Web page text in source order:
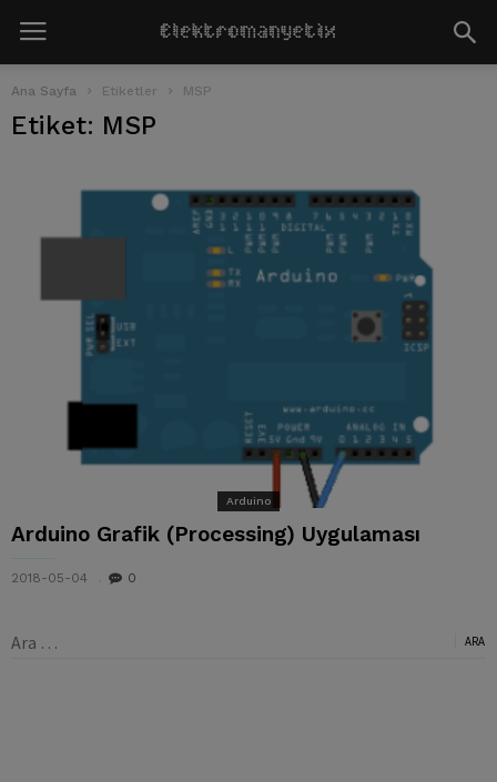
Ana Sayfa Etiketler MSP
Etiket: MSP
Arduino
Arduino Grafik (Processing) Uygulaması
2018-05-04 0
Arama: